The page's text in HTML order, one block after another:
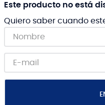
Este producto no está
Quiero saber cuando